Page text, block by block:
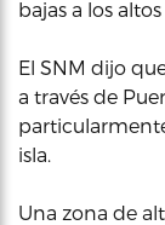
bajas a los
El SNM dijo
a través de
isla.
Una zona de